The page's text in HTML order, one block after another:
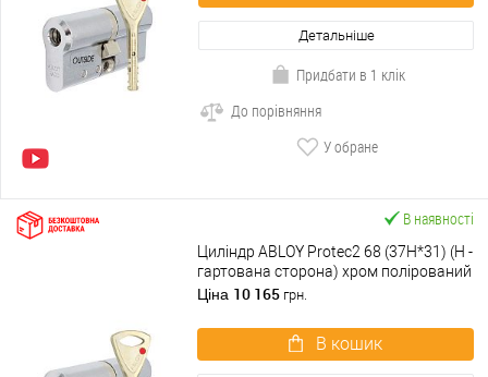
Детальніше
Придбати в 1 клік
До порівняння
У обране
В наявності
Циліндр ABLOY Protec2 68 (37H*31) (H -
гартована сторона) хром полірований
Ціна 10 165 грн.
В кошик